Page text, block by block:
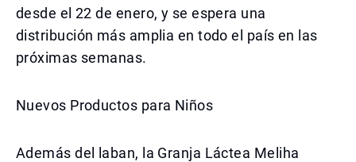
desde el 22 de enero, y se espera una
distribución más amplia en todo el país en las
próximas semanas.
Nuevos Productos para Niños
Además del laban, la Granja Láctea Meliha